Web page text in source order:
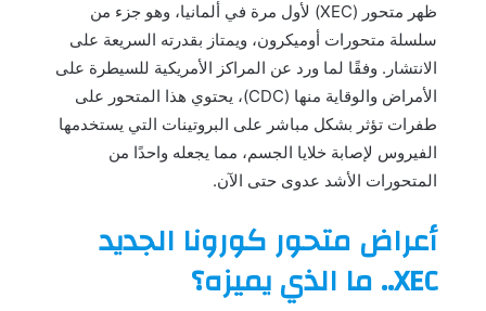
ظهر متحور (XEC) لأول مرة في ألمانيا، وهو جزء من
سلسلة متحورات أوميكرون، ويمتاز بقدرته السريعة على
الانتشار. وفقًا لما ورد عن المراكز الأمريكية للسيطرة على
الأمراض والوقاية منها (CDC)، يحتوي هذا المتحور على
طفرات تؤثر بشكل مباشر على البروتينات التي يستخدمها
الفيروس لإصابة خلايا الجسم، مما يجعله واحدًا من
المتحورات الأشد عدوى حتى الآن.
أعراض متحور كورونا الجديد
XEC.. ما الذي يميزه؟